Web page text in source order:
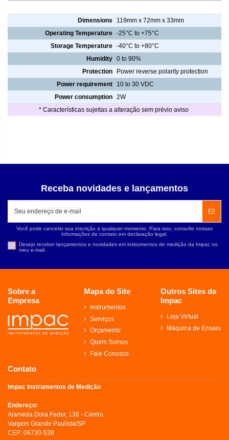
Dimensions
119mm x 72mm x 33mm
Operating Temperature -25°C to +75°C
Storage Temperature -40°C to +80°C
Humidity 0 to 90%
Protection
Power reverse polarity protection
Power requirement
10 to 30 VDC
Power consumption 2W
* Características sujeitas a alteração sem prévio aviso
Receba novidades e lançamentos
Você pode cancelar sua inscrição a qualquer momento. Para isso, consulte nossas
informações de contato em declaração legal.
Desejo receber lançamentos e novidades em instrumentos de medição da Impac no
meu e-mail.
Sobre a
Empresa
Mapa do Site
Instrumentos
Serviços
Orçamento
Quem Somos
Fale Conosco
Outros Sites da
Impac
Loja Virtual
Máquina de Ensaio
Contato
Impac Instrumentos de Medição
Endereço:
Alameda Dora Feder, 138 - Centro
Vargem Grande Paulista/SP
CEP: 06730-538